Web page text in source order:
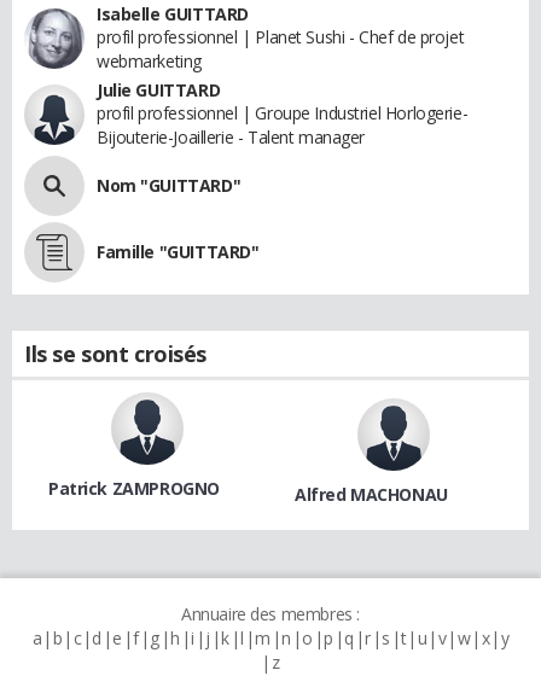
Isabelle GUITTARD
profil professionnel | Planet Sushi - Chef de projet
webmarketing
Julie GUITTARD
profil professionnel | Groupe Industriel Horlogerie-
Bijouterie-Joaillerie - Talent manager
Nom "GUITTARD"
Famille "GUITTARD"
Ils se sont croisés
Patrick ZAMPROGNO Alfred MACHONAU
Annuaire des membres :
a b c d e f g h i j k l m n o p q r s t u v w x y
z